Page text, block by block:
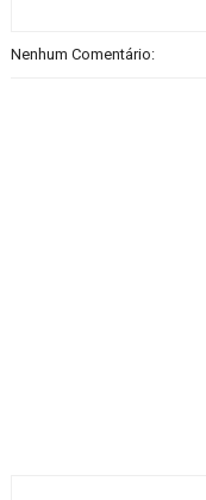
Nenhum Comentário: